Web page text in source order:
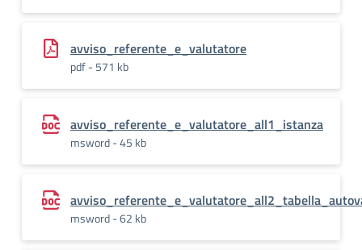
avviso_referente_e_valutatore
pdf - 571 kb
avviso_referente_e_valutatore_all1_istanza
msword - 45 kb
msword - 62 kb